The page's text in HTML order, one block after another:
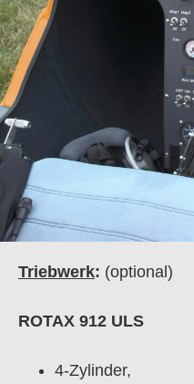
Triebwerk: (optional)
ROTAX 912 ULS
4-Zylinder,